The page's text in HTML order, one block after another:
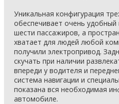
Уникальная конфигурация
обеспечивает очень удобный
шести пассажиров, а
хватает для людей любой
получили электропривод.
скучать при наличии
впереди у водителя и
система навигации и
показана вся необходимая
автомобиле.